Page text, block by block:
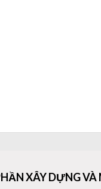
XÂY DỰNG